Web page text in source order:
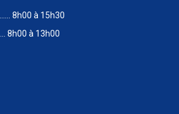
8h00 à 15h30
8h00 à 13h00